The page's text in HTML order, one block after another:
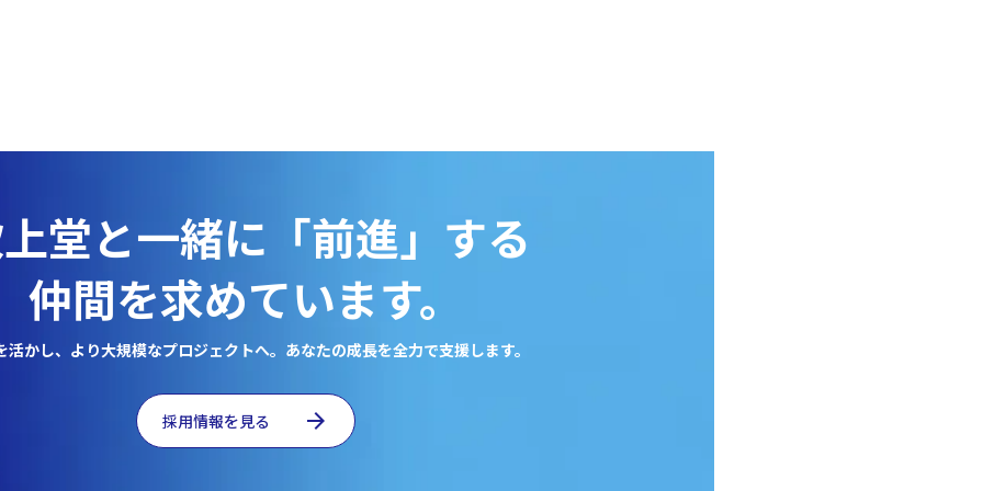
堂と一緒に「前進」する
仲間を求めています。
活かし、より大規模なプロジェクトへ。あなたの成長を全力で支援します。
採用情報を見る arrow_forward